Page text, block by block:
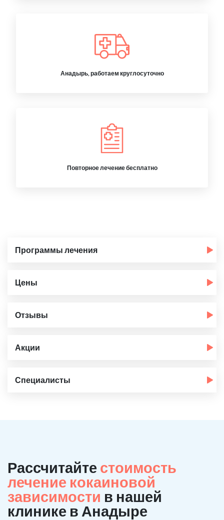
Анадырь, работаем круглосуточно
Повторное лечение бесплатно
Программы лечения
Цены
Отзывы
Акции
Специалисты
Рассчитайте стоимость
лечение кокаиновой
зависимости в нашей
клинике в Анадыре